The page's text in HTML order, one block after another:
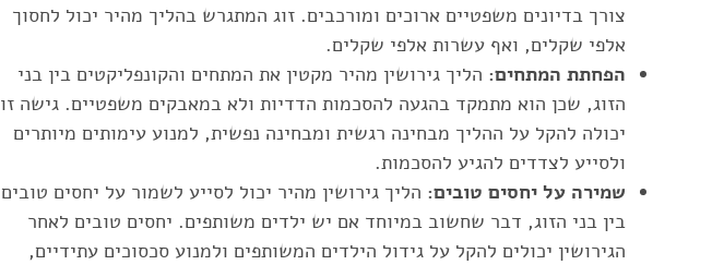
צורך בדיונים משפטיים ארוכים ומורכבים. זוג המתגרש בהליך מהיר יכול לחסוך
אלפי שקלים, ואף עשרות אלפי שקלים.
הפחתת המתחים: הליך גירושין מהיר מקטין את המתחים והקונפליקטים בין בני
הזוג, שכן הוא מתמקד בהגעה להסכמות הדדיות ולא במאבקים משפטיים. גישה זו
יכולה להקל על ההליך מבחינה רגשית ומבחינה נפשית, למנוע עימותים מיותרים
ולסייע לצדדים להגיע להסכמות.
שמירה על יחסים טובים: הליך גירושין מהיר יכול לסייע לשמור על יחסים טובים
בין בני הזוג, דבר שחשוב במיוחד אם יש ילדים משותפים. יחסים טובים לאחר
הגירושין יכולים להקל על גידול הילדים המשותפים ולמנוע סכסוכים עתידיים,